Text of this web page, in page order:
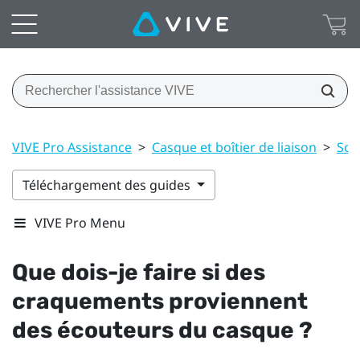
VIVE Pro Assistance > Casque et boîtier de liaison >
Téléchargement des guides
VIVE Pro Menu
Que dois-je faire si des
craquements proviennent
des écouteurs du casque ?